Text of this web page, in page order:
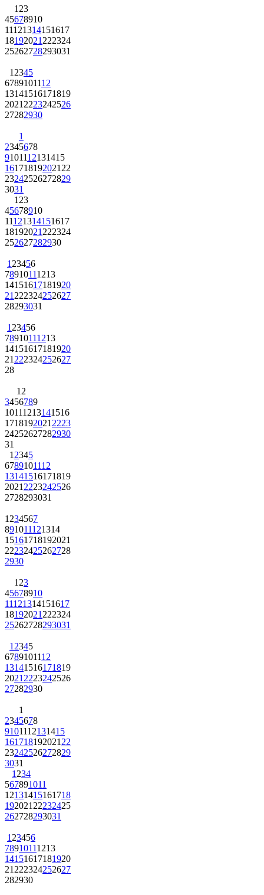
1 23
45678910
11121314151617
18192021 222324
25262728293031
1 2345
6789101112
13141516171819
2021 2223242526
27282930
1
2345678
9101112131415
161718192021 22
23242526272829
3031
1 23
45678910
11121314151617
18192021 222324
252627282930
1 23456
78910111213
14151617181920
21 222324252627
28293031
1 23456
78910111213
14151617181920
21 222324252627
28
1 2
3456789
10111213141516
1718192021 2223
24252627282930
31
1 2345
6789101112
13141516171819
2021 2223242526
2728293031
1 234567
891011121314
15161718192021
22232425262728
2930
1 23
45678910
11121314151617
18192021 222324
25262728293031
1 2345
6789101112
13141516171819
2021 2223242526
27282930
1
2345678
9101112131415
161718192021 22
23242526272829
3031
1 234
567891011
12131415161718
192021 22232425
262728293031
1 23456
78910111213
14151617181920
21 222324252627
282930